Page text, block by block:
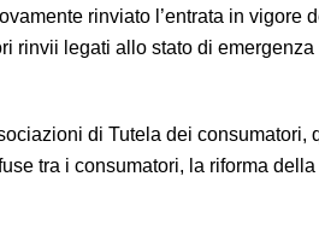
rinviato l’entrata in vigore
rinvii legati allo stato di
di Tutela dei
tra i consumatori, la riforma della